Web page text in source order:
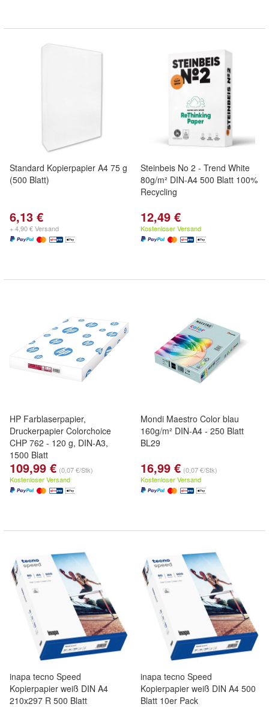
Standard Kopierpapier A4 75 g
(500 Blatt)
6,13 €
+ 4,90 € Versand
Steinbeis No 2 - Trend White
80g/m² DIN-A4 500 Blatt 100%
Recycling
12,49 €
Kostenloser Versand
HP Farblaserpapier,
Druckerpapier Colorchoice
CHP 762 - 120 g, DIN-A3,
1500 Blatt
109,99 € (0,07 €/Stk)
Kostenloser Versand
Mondi Maestro Color blau
160g/m² DIN-A4 - 250 Blatt
BL29
16,99 € (0,07 €/Stk)
Kostenloser Versand
inapa tecno Speed
Kopierpapier weiß DIN A4
210x297 R 500 Blatt
inapa tecno Speed
Kopierpapier weiß DIN A4 500
Blatt 10er Pack